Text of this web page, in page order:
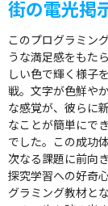
街の電光掲
このプログラミン
うな満足感をもた
しい色で輝く様子
戦。文字が色鮮や
な感覚が、彼らに
なことが簡単にで
でした。この成功
次なる課題に前向
探究学習への好奇
グラミング教材と